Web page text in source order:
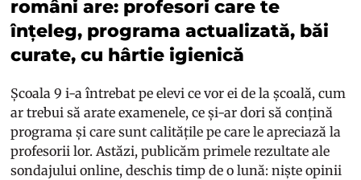
români are: profesori care te
înțeleg, programa actualizată, băi
curate, cu hârtie igienică
Școala 9 i-a întrebat pe elevi ce vor ei de la școală, cum
ar trebui să arate examenele, ce și-ar dori să conțină
programa și care sunt calitățile pe care le apreciază la
profesorii lor. Astăzi, publicăm primele rezultate ale
sondajului online, deschis timp de o lună: niște opinii